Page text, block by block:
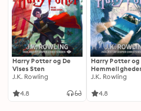
Harry Potter og De
Vises Sten
J.K. Rowling
4.8
Harry Potter og
Kammer
J.K. Rowling
4.8